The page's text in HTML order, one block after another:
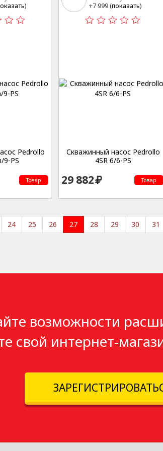
)
Pedrollo
9-PS
Товар
15
+7 999 (показать)
Скважинный насос Pedrollo
4SR 6/6-PS
29 882 Товар
24 25 26 27 28 29 30 31
возможности
свой интернет-